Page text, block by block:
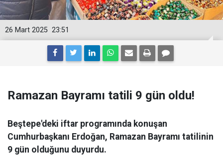
23:51
26 Mart 2025
Ramazan Bayramı tatili 9 gün oldu!
Beştepe'deki iftar programında konuşan
Cumhurbaşkanı Erdoğan, Ramazan Bayramı tatilinin
9 gün olduğunu duyurdu.